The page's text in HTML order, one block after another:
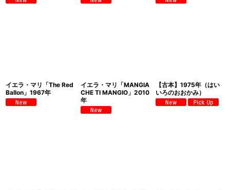
イエラ・マリ「The Red
Ballon」1967年
イエラ・マリ「MANGIA
CHE TI MANGIO」2010
年
【古本】1975年（はい
いろのおおかみ）